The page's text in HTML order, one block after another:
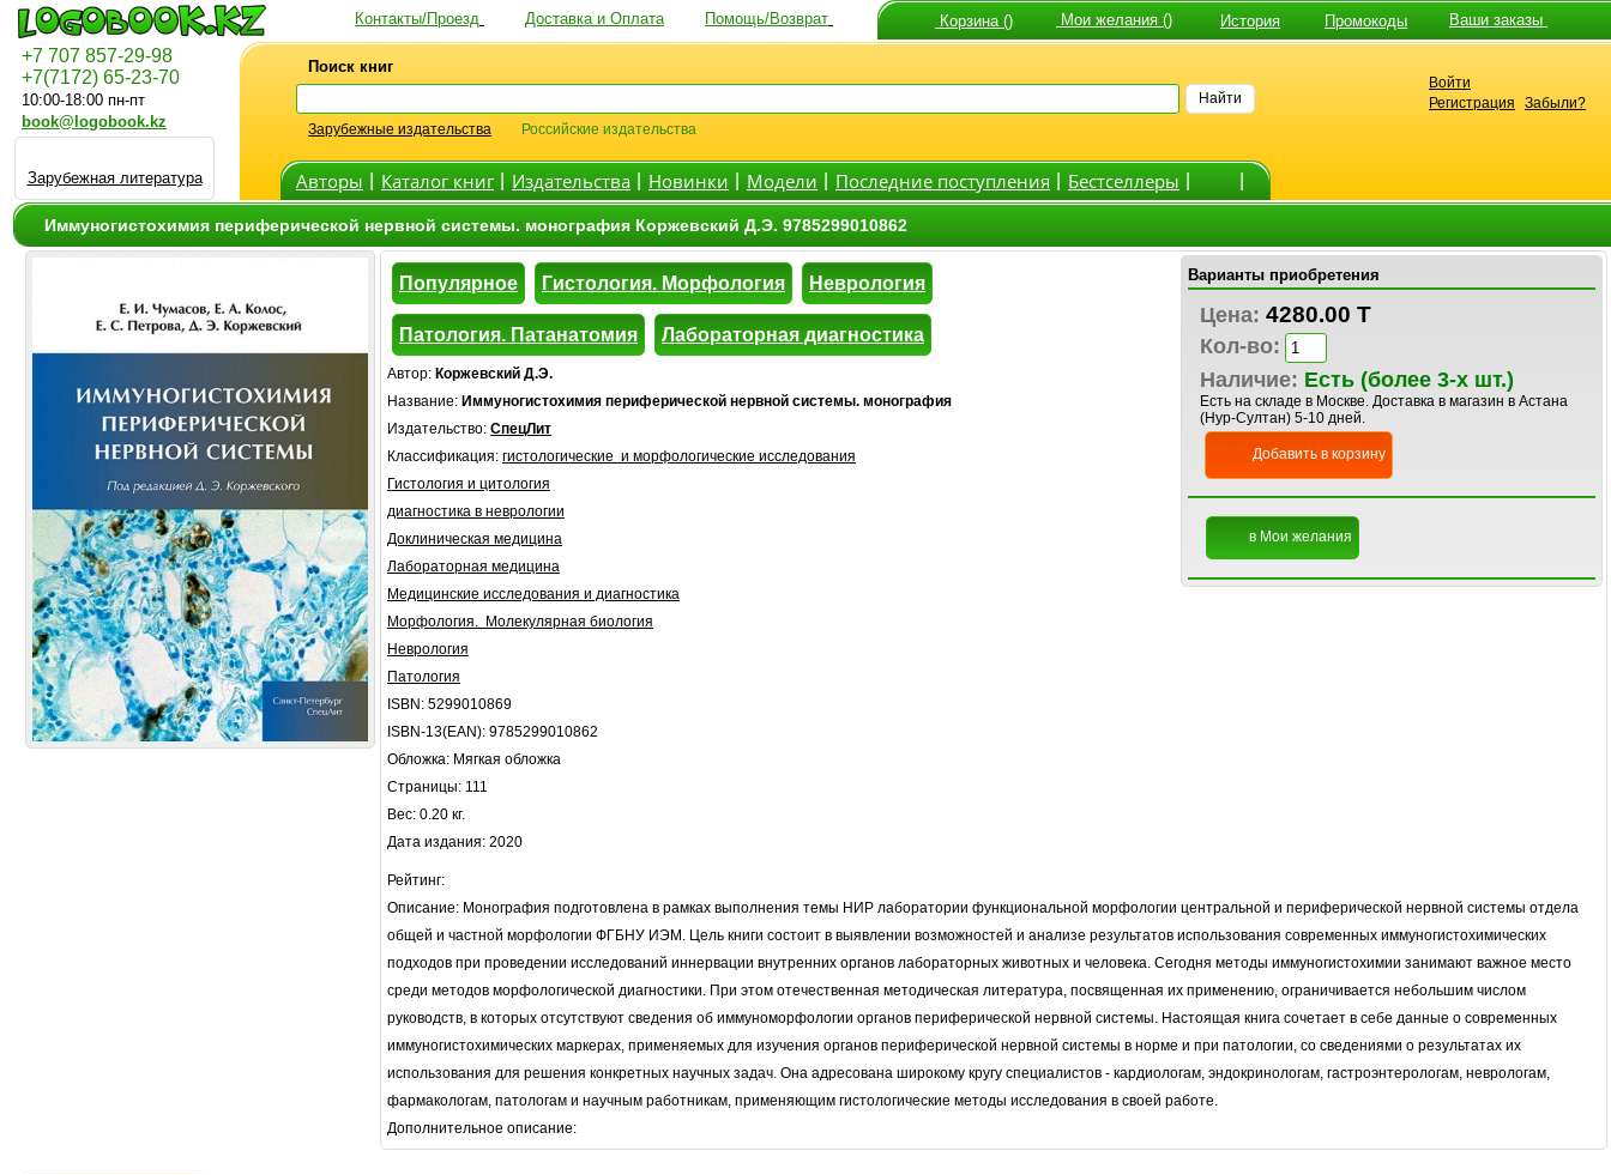
Контакты/Проезд Доставка и Оплата Помощь/Возврат Корзина () Мои желания () История Промокоды Ваши заказы
+7 707 857-29-98
+7(7172) 65-23-70
10:00-18:00 пн-пт
book@logobook.kz
Зарубежная литература
Поиск книг
Найти
Зарубежные издательства
Российские издательства
Авторы Каталог книг Издательства Новинки Модели Последние поступления Бестселлеры
Войти
Регистрация
Забыли?
Иммуногистохимия периферической нервной системы. монография Коржевский Д.Э. 9785299010862
Варианты приобретения
Цена: 4280.00 T
Кол-во:
Наличие: Есть (более 3-х шт.)
Есть на складе в Москве. Доставка в магазин в Астана
(Нур-Султан) 5-10 дней.
Добавить в корзину
в Мои желания
Популярное Гистология. Морфология Неврология
Патология. Патанатомия Лабораторная диагностика
Автор: Коржевский Д.Э.
Название: Иммуногистохимия периферической нервной системы. монография
Издательство: СпецЛит
Классификация: гистологические и морфологические исследования
Гистология и цитология
диагностика в неврологии
Доклиническая медицина
Лабораторная медицина
Медицинские исследования и диагностика
Морфология. Молекулярная биология
Неврология
Патология
ISBN: 5299010869
ISBN-13(EAN): 9785299010862
Обложка: Мягкая обложка
Страницы: 111
Вес: 0.20 кг.
Дата издания: 2020
Рейтинг:
Описание: Монография подготовлена в рамках выполнения темы НИР лаборатории функциональной морфологии центральной и периферической нервной системы отдела
общей и частной морфологии ФГБНУ ИЭМ. Цель книги состоит в выявлении возможностей и анализе результатов использования современных иммуногистохимических
подходов при проведении исследований иннервации внутренних органов лабораторных животных и человека. Сегодня методы иммуногистохимии занимают важное место
среди методов морфологической диагностики. При этом отечественная методическая литература, посвященная их применению, ограничивается небольшим числом
руководств, в которых отсутствуют сведения об иммуноморфологии органов периферической нервной системы. Настоящая книга сочетает в себе данные о современных
иммуногистохимических маркерах, применяемых для изучения органов периферической нервной системы в норме и при патологии, со сведениями о результатах их
использования для решения конкретных научных задач. Она адресована широкому кругу специалистов - кардиологам, эндокринологам, гастроэнтерологам, неврологам,
фармакологам, патологам и научным работникам, применяющим гистологические методы исследования в своей работе.
Дополнительное описание: